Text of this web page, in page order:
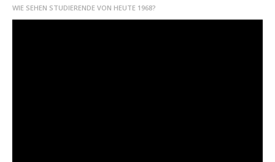
WIE SEHEN STUDIERENDE VON HEUTE 1968?